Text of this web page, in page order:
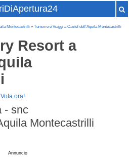
Montecastrilli »Turismo e Viaggi a Castel dell'Aquila Montecastrilli
Resort a
|Vota ora!
- snc
Montecastrilli
Annuncio